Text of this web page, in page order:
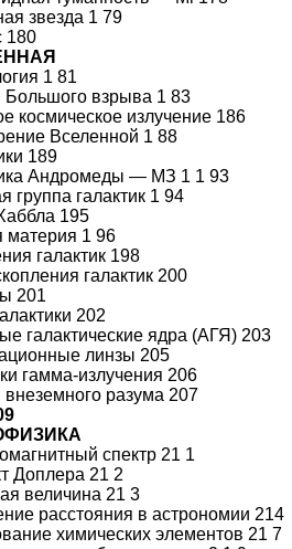
звезда 1 79
180
1 81
Большого взрыва 1 83
космическое излучение 186
Вселенной 1 88
189
Андромеды — МЗ 1 1 93
группа галактик 1 94
195
материя 1 96
галактик 198
галактик 200
201
202
галактические ядра (АГЯ) 203
линзы 205
гамма-излучения 206
внеземного разума 207
спектр 21 1
Доплера 21 2
величина 21 3
расстояния в астрономии 214
химических элементов 21 7